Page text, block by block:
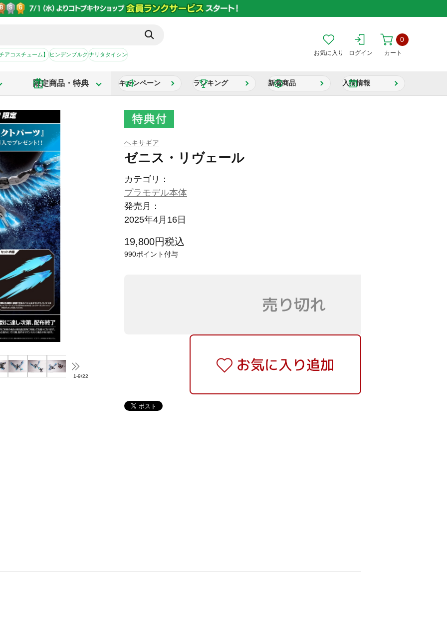
アコスチューム】ヒンデンブルクナリタタイシン お気に入り ログイン カート
0
限定商品・特典 キャンペーン ランキング 新着商品 入荷情報
1-9/22
ヘキサギア
ゼニス・リヴェール
カテゴリ：
プラモデル本体
発売月：
2025年4月16日
19,800円税込
990ポイント付与